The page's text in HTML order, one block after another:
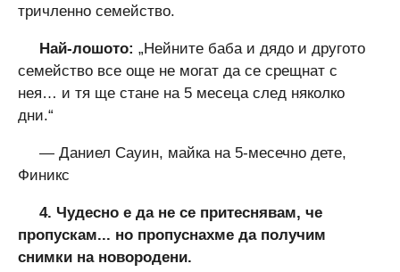
тричленно семейство.
Най-лошото: „Нейните баба и дядо и другото
семейство все още не могат да се срещнат с
нея… и тя ще стане на 5 месеца след няколко
дни.“
— Даниел Сауин, майка на 5-месечно дете,
Финикс
4. Чудесно е да не се притеснявам, че
пропускам... но пропуснахме да получим
снимки на новородени.